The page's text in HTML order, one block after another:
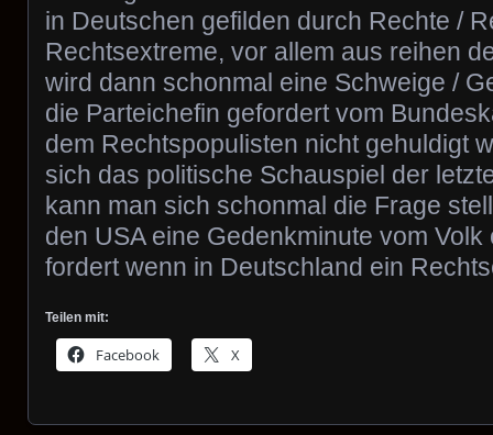
in Deutschen gefilden durch Rechte /
Rechtsextreme, vor allem aus reihen
wird dann schonmal eine Schweige /
die Parteichefin gefordert vom
dem Rechtspopulisten nicht gehuldigt
sich das politische Schauspiel der
kann man sich schonmal die Frage
den USA eine Gedenkminute vom
fordert wenn in Deutschland ein
Teilen mit:
Facebook X